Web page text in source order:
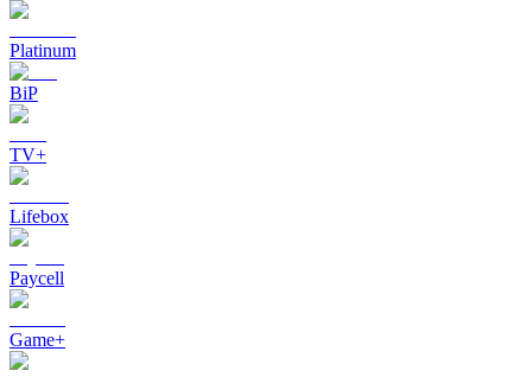
Platinum
BiP
TV+
Lifebox
Paycell
Game+